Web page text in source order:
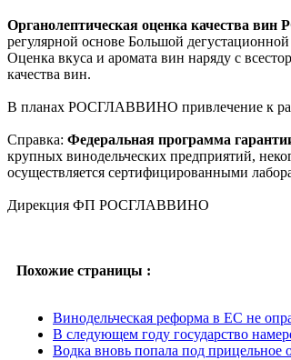
Органолептическая оценка качества
регулярной основе Большой
Оценка вкуса и аромата вин наряду с
качества вин.
В планах РОСГЛАВВИНО привлечение к
Справка: Федеральная программа
крупных винодельческих предприятий,
осуществляется сертифицированными
Дирекция ФП РОСГЛАВВИНО
Похожие страницы :
Винодельческая реформа в ЕС не
В следующем году государство
Водка вновь попала под прицельное